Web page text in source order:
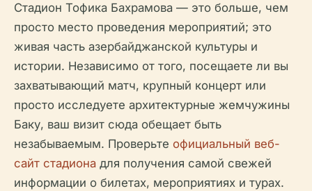
Стадион Тофика Бахрамова — это больше, чем
просто место проведения мероприятий; это
живая часть азербайджанской культуры и
истории. Независимо от того, посещаете ли вы
захватывающий матч, крупный концерт или
просто исследуете архитектурные жемчужины
Баку, ваш визит сюда обещает быть
незабываемым. Проверьте официальный веб-
сайт стадиона для получения самой свежей
информации о билетах, мероприятиях и турах.